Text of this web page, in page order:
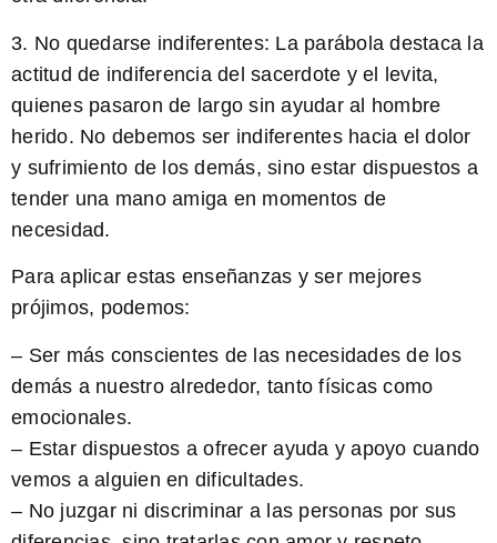
3. No quedarse indiferentes: La parábola destaca la
actitud de indiferencia del sacerdote y el levita,
quienes pasaron de largo sin ayudar al hombre
herido. No debemos ser indiferentes hacia el dolor
y sufrimiento de los demás, sino estar dispuestos a
tender una mano amiga en momentos de
necesidad.
Para aplicar estas enseñanzas y ser mejores
prójimos, podemos:
– Ser más conscientes de las necesidades de los
demás a nuestro alrededor, tanto físicas como
emocionales.
– Estar dispuestos a ofrecer ayuda y apoyo cuando
vemos a alguien en dificultades.
– No juzgar ni discriminar a las personas por sus